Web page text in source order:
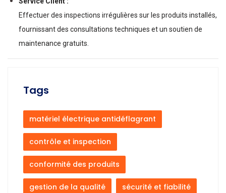
Effectuer des inspections irrégulières sur les produits installés,
fournissant des consultations techniques et un soutien de
maintenance gratuits.
Tags
matériel électrique antidéflagrant
contrôle et inspection
conformité des produits
gestion de la qualité sécurité et fiabilité